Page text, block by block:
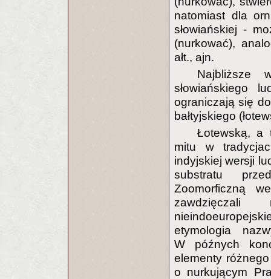
natomiast dla
słowiańskiej -
(nurkować),
ałt., ajn.
Najbliższe
słowiańskiego
ograniczają się
bałtyjskiego
Łotewską, a
mitu w
indyjskiej wersji
substratu
Zoomorficzną
zawdzięczali
etymologia
W późnych
elementy
o nurkującym